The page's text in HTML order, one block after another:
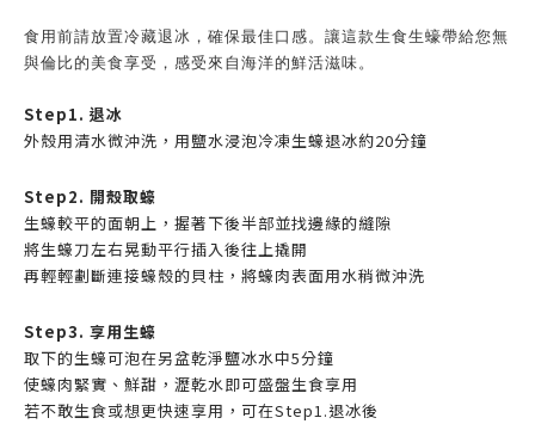
食用前請放置冷藏退冰，確保最佳口感。讓這款生食生蠔帶給您無
與倫比的美食享受，感受來自海洋的鮮活滋味。
Step1. 退冰
外殼用清水微沖洗，用鹽水浸泡冷凍生蠔退冰約20分鐘
Step2. 開殼取蠔
生蠔較平的面朝上，握著下後半部並找邊緣的縫隙
將生蠔刀左右晃動平行插入後往上撬開
再輕輕劃斷連接蠔殼的貝柱，將蠔肉表面用水稍微沖洗
Step3. 享用生蠔
取下的生蠔可泡在另盆乾淨鹽冰水中5分鐘
使蠔肉緊實、鮮甜，瀝乾水即可盛盤生食享用
若不敢生食或想更快速享用，可在Step1.退冰後